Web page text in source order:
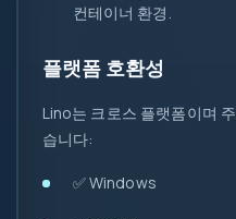
컨테이너 환경.
플랫폼 호환성
Lino는 크로스 플랫폼이며
습니다:
✅ Windows